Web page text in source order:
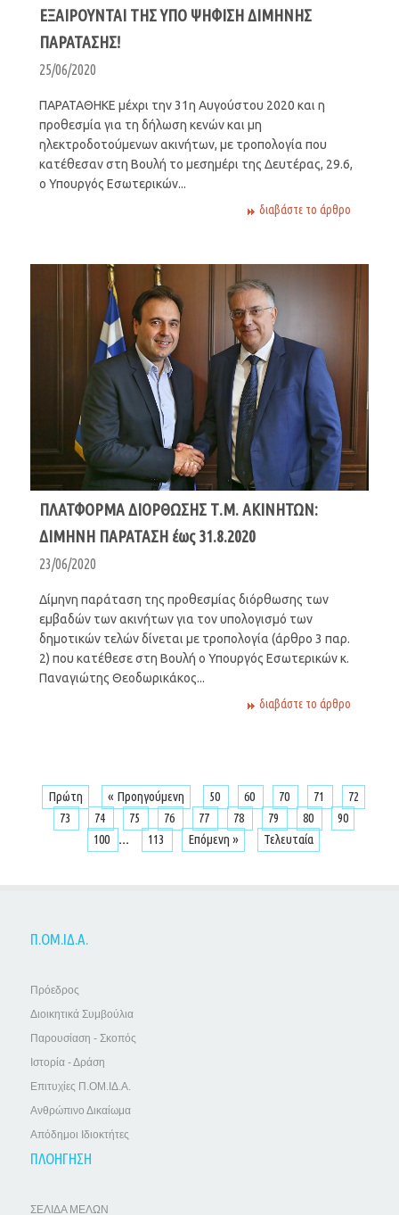
ΕΞΑΙΡΟΥΝΤΑΙ ΤΗΣ ΥΠΟ ΨΗΦΙΣΗ ΔΙΜΗΝΗΣ
ΠΑΡΑΤΑΣΗΣ!
25/06/2020
ΠΑΡΑΤΑΘΗΚΕ μέχρι την 31η Αυγούστου 2020 και η
προθεσμία για τη δήλωση κενών και μη
ηλεκτροδοτούμενων ακινήτων, με τροπολογία που
κατέθεσαν στη Βουλή το μεσημέρι της Δευτέρας, 29.6,
ο Υπουργός Εσωτερικών...
διαβάστε το άρθρο
ΠΛΑΤΦΟΡΜΑ ΔΙΟΡΘΩΣΗΣ Τ.Μ. ΑΚΙΝΗΤΩΝ:
ΔΙΜΗΝΗ ΠΑΡΑΤΑΣΗ έως 31.8.2020
23/06/2020
Δίμηνη παράταση της προθεσμίας διόρθωσης των
εμβαδών των ακινήτων για τον υπολογισμό των
δημοτικών τελών δίνεται με τροπολογία (άρθρο 3 παρ.
2) που κατέθεσε στη Βουλή ο Υπουργός Εσωτερικών κ.
Παναγιώτης Θεοδωρικάκος...
διαβάστε το άρθρο
Πρώτη « Προηγούμενη 50 60 70 71
72
73
74 75 76 77 78 79 80
90
100
... 113 Επόμενη » Τελευταία
Π.ΟΜ.ΙΔ.Α.
Πρόεδρος
Διοικητικά Συμβούλια
Παρουσίαση - Σκοπός
Ιστορία - Δράση
Επιτυχίες Π.ΟΜ.ΙΔ.Α.
Ανθρώπινο Δικαίωμα
Απόδημοι Ιδιοκτήτες
ΠΛΟΗΓΗΣΗ
ΣΕΛΙΔΑ ΜΕΛΩΝ